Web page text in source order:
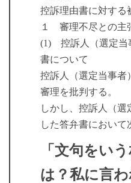
控訴理由書に対する
１ 審理不尽との主
(1) 控訴人（選定当
書について
控訴人（選定当事者
審理を批判する。
しかし、控訴人（選
した答弁書において
「文句をい
は？私に言